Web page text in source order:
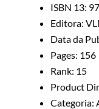
ISBN 13:
Editora:
Data da
Pages: 156
Rank: 15
Product
Categoria: